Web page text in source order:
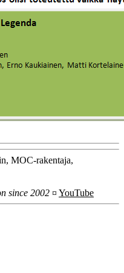
MOC-rakentaja,
since 2002 ¤ YouTube